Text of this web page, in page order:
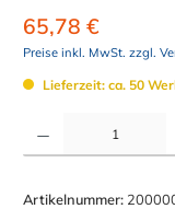
65,78 €
Preise inkl. MwSt. zzgl.
Lieferzeit: ca. 50
Artikelnummer: